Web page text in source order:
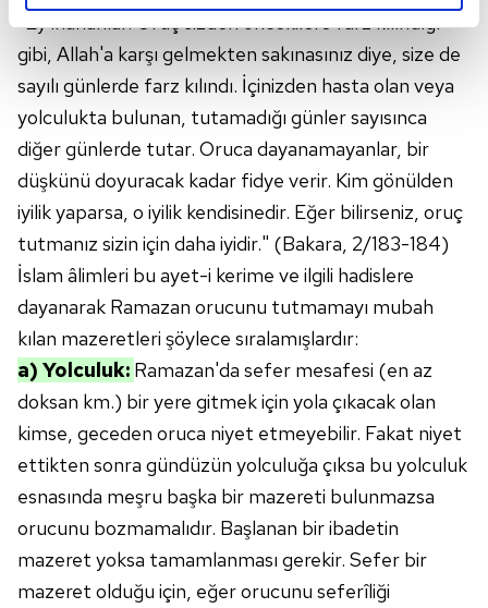
kalemimiz olduğunu sizlere hatırlatmak isteriz.
Her halükârda, kullanıcılar, bu çerezlere izin vermedikleri
takdirde, kullanıcılara hedefli reklamlar
gösterilmeyecektir."
Sizlere daha iyi bir hizmet sunabilmek için İnternet
Sitemizde kendimize ve üçüncü kişilere ait çerezler
kullanılmaktadır. Bu çerezler vasıtasıyla çeşitli kişisel
verileriniz işlenmekte olup gerekli olan çerezler bilgi
toplumu hizmetlerinin sunulması amacıyla
kullanılmaktadır. Diğer çerezler, sitemizin daha işlevsel
kılınması ve kişiselleştirilmesi ve sizlere yönelik
reklam/pazarlama faaliyetlerinin yapılması, amaçlarıyla
sınırlı olarak açık rızanız dahilinde kullanılacaktır.
Çerezlere ilişkin tercihlerinizi aşağıda yer alan panel
vasıtasıyla belirleyebilirsiniz. Çerezlere ilişkin detaylı bilgi
için Ayarlar butonuna tıklayabilir,
Metnimiziziyaret edebilirsiniz.
6698 sayılı Kişisel Verilerin Korunması Kanunu uyarınca
"Ey inananlar! Oruç sizden öncekilere farz kılındığı
gibi, Allah'a karşı gelmekten sakınasınız diye, size de
sayılı günlerde farz kılındı. İçinizden hasta olan veya
yolculukta bulunan, tutamadığı günler sayısınca
diğer günlerde tutar. Oruca dayanamayanlar, bir
düşkünü doyuracak kadar fidye verir. Kim gönülden
iyilik yaparsa, o iyilik kendisinedir. Eğer bilirseniz, oruç
tutmanız sizin için daha iyidir." (Bakara, 2/183-184)
İslam âlimleri bu ayet-i kerime ve ilgili hadislere
dayanarak Ramazan orucunu tutmamayı mubah
kılan mazeretleri şöylece sıralamışlardır:
a) Yolculuk: Ramazan'da sefer mesafesi (en az
doksan km.) bir yere gitmek için yola çıkacak olan
kimse, geceden oruca niyet etmeyebilir. Fakat niyet
ettikten sonra gündüzün yolculuğa çıksa bu yolculuk
esnasında meşru başka bir mazereti bulunmazsa
orucunu bozmamalıdır. Başlanan bir ibadetin
mazeret yoksa tamamlanması gerekir. Sefer bir
mazeret olduğu için, eğer orucunu seferîliği